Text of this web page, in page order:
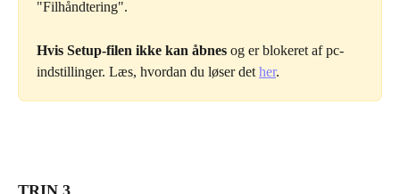
"Filhåndtering".
Hvis Setup-filen ikke kan åbnes og er blokeret af pc-
indstillinger. Læs, hvordan du løser det her.